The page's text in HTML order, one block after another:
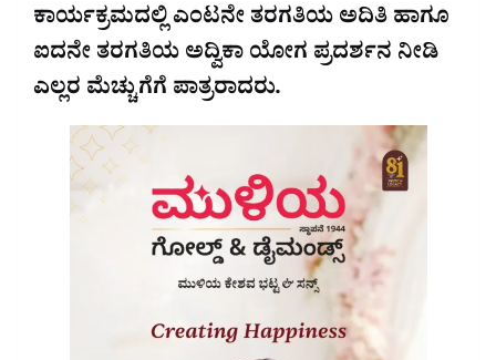
ಕಾರ್ಯಕ್ರಮದಲ್ಲಿ ಎಂಟನೇ ತರಗತಿಯ ಅದಿತಿ ಹಾಗೂ
ಐದನೇ ತರಗತಿಯ ಅದ್ವಿಕಾ ಯೋಗ ಪ್ರದರ್ಶನ ನೀಡಿ
ಎಲ್ಲರ ಮೆಚ್ಚುಗೆಗೆ ಪಾತ್ರರಾದರು.